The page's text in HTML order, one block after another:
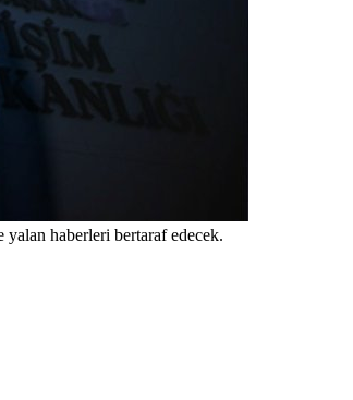
haberleri bertaraf edecek.